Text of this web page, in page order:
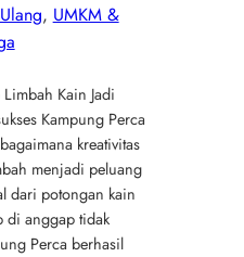
, UMKM &
Kain Jadi
Kampung Perca
kreativitas
menjadi peluang
dari potongan kain
di anggap tidak
Perca berhasil